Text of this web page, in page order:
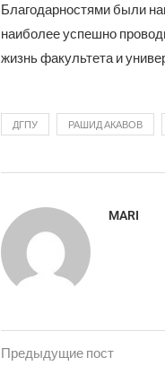
Благодарностями были
наиболее успешно
жизнь факультета и
ДГПУ РАШИД АКАВОВ
MARI
Предыдущие пост